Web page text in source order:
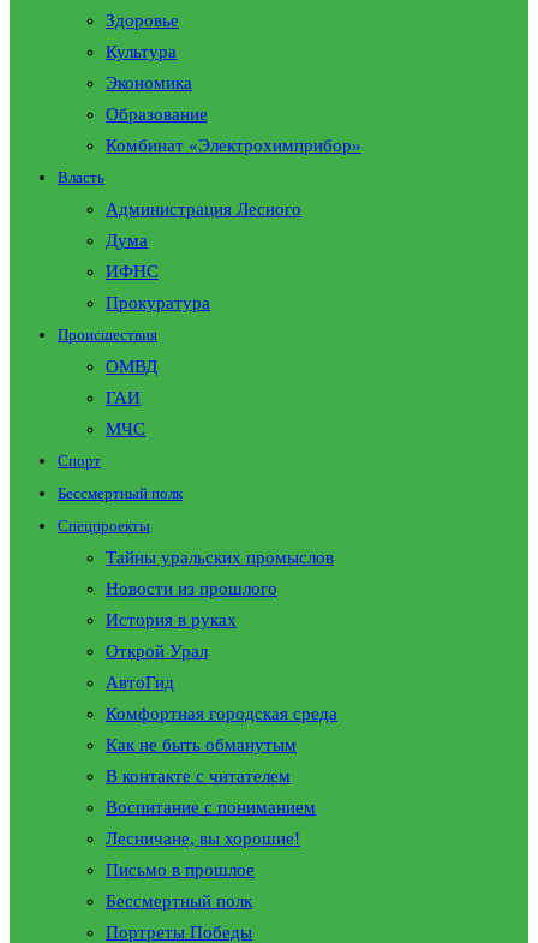
Здоровье
Культура
Экономика
Образование
Комбинат «Электрохимприбор»
Власть
Администрация Лесного
Дума
ИФНС
Прокуратура
Происшествия
ОМВД
ГАИ
МЧС
Спорт
Бессмертный полк
Спецпроекты
Тайны уральских промыслов
Новости из прошлого
История в руках
Открой Урал
АвтоГид
Комфортная городская среда
Как не быть обманутым
В контакте с читателем
Воспитание с пониманием
Лесничане, вы хорошие!
Письмо в прошлое
Бессмертный полк
Портреты Победы